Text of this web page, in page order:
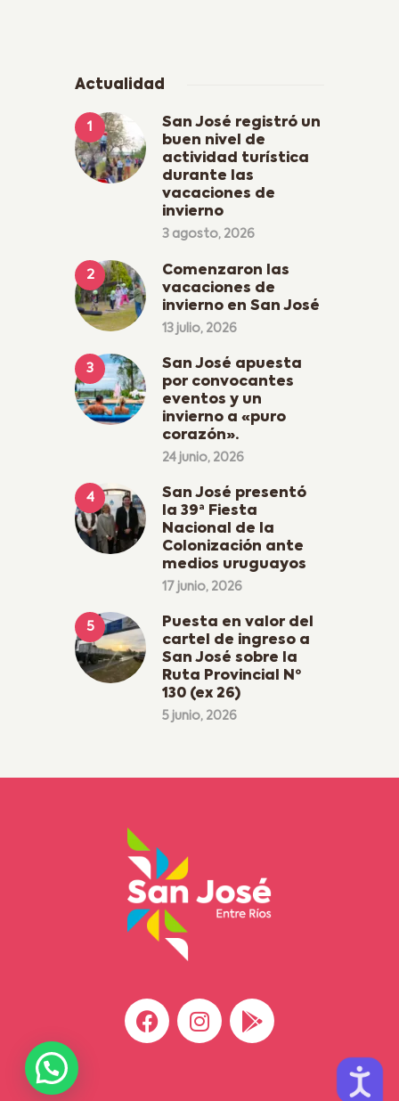
Actualidad
San José registró un
buen nivel de
actividad turística
durante las
vacaciones de
invierno
3 agosto, 2026
Comenzaron las
vacaciones de
invierno en San José
13 julio, 2026
San José apuesta
por convocantes
eventos y un
invierno a «puro
corazón».
24 junio, 2026
San José presentó
la 39ª Fiesta
Nacional de la
Colonización ante
medios uruguayos
17 junio, 2026
Puesta en valor del
cartel de ingreso a
San José sobre la
Ruta Provincial Nº
130 (ex 26)
5 junio, 2026